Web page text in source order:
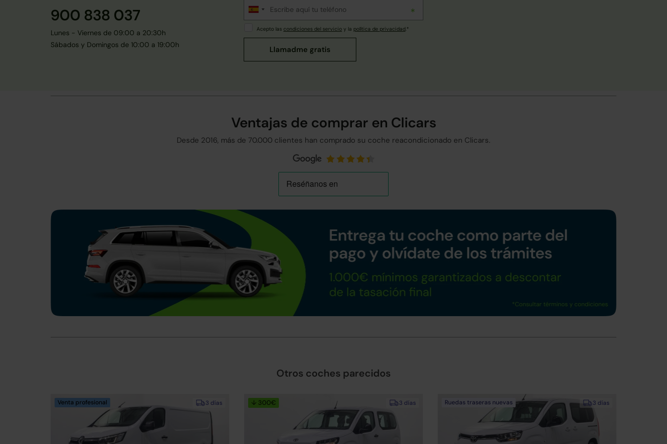
900 838 037
Lunes - Viernes de 09:00 a 20:30h
Sábados y Domingos de 10:00 a 19:00h
Acepto las condiciones del servicio y la política de privacidad.*
Ventajas de comprar en Clicars
Desde 2016, más de 70.000 clientes han comprado su coche reacondicionado en Clicars.
Otros coches parecidos
3 días
Venta profesional 3 días
↓ 300€ 3 días
Ruedas traseras nuevas